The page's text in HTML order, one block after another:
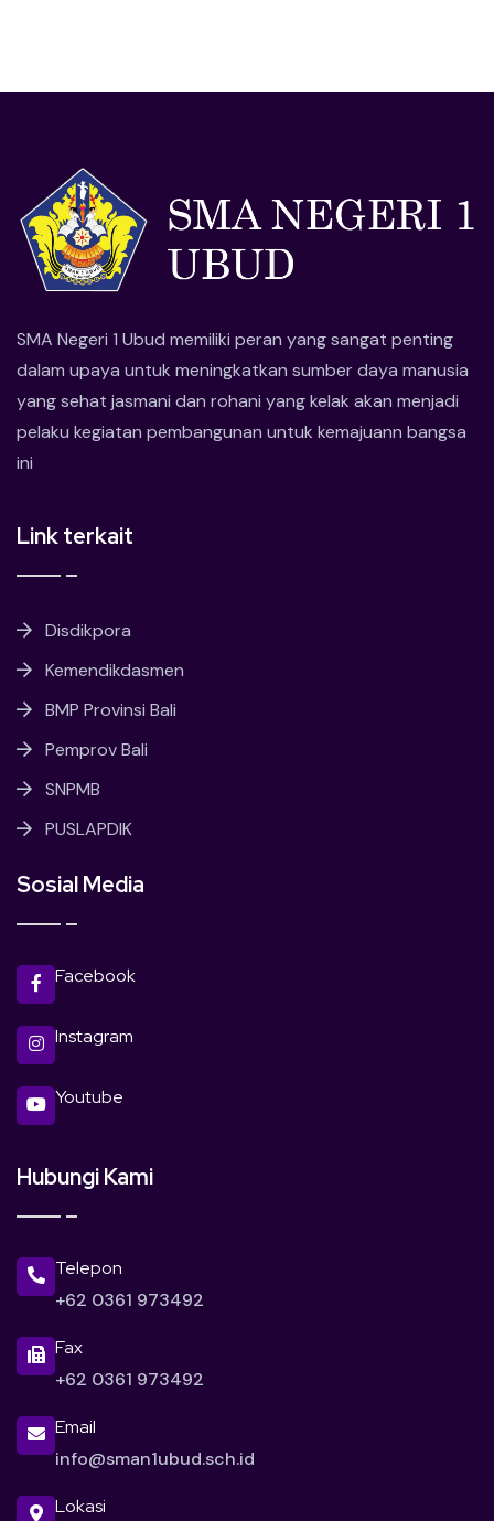
SMA Negeri 1 Ubud memiliki peran yang sangat penting
dalam upaya untuk meningkatkan sumber daya manusia
yang sehat jasmani dan rohani yang kelak akan menjadi
pelaku kegiatan pembangunan untuk kemajuann bangsa
ini
Link terkait
Disdikpora
Kemendikdasmen
BMP Provinsi Bali
Pemprov Bali
SNPMB
PUSLAPDIK
Sosial Media
Facebook
Instagram
Youtube
Hubungi Kami
Telepon
+62 0361 973492
Fax
+62 0361 973492
Email
info@sman1ubud.sch.id
Lokasi